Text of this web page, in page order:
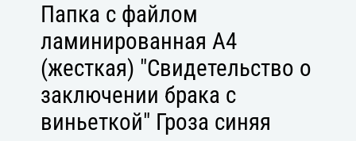
Папка с файлом
ламинированная А4
(жесткая) "Свидетельство о
заключении брака с
виньеткой" Гроза синяя